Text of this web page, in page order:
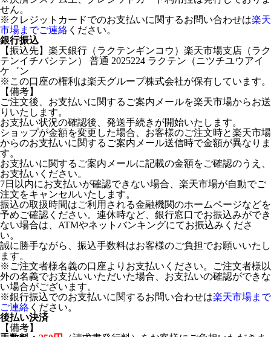
せん。
※クレジットカードでのお支払いに関するお問い合わせは楽天
市場までご連絡 ください。
銀行振込
【振込先】楽天銀行（ラクテンギンコウ）楽天市場支店（ラク
テンイチバシテン） 普通 2025224 ラクテン（ニツチユウアイ
ケ゛ン
※この口座の権利は楽天グループ株式会社が保有しています。
【備考】
ご注文後、お支払いに関するご案内メールを楽天市場からお送
りいたします。
お支払い状況の確認後、発送手続きが開始いたします。
ショップが金額を変更した場合、お客様のご注文時と楽天市場
からのお支払いに関するご案内メール送信時で金額が異なりま
す。
お支払いに関するご案内メールに記載の金額をご確認のうえ、
お支払いください。
7日以内にお支払いが確認できない場合、楽天市場が自動でご
注文をキャンセルいたします。
振込の取扱時間はご利用される金融機関のホームページなどを
予めご確認ください。連休時など、銀行窓口でお振込みができ
ない場合は、ATMやネットバンキングにてお振込みくださ
い。
誠に勝手ながら、振込手数料はお客様のご負担でお願いいたし
ます。
※ご注文者様名義の口座よりお支払いください。ご注文者様以
外の名義でお支払いいただいた場合、お支払いの確認ができな
い場合がございます。
※銀行振込でのお支払いに関するお問い合わせは楽天市場まで
ご連絡 ください。
後払い決済
【備考】